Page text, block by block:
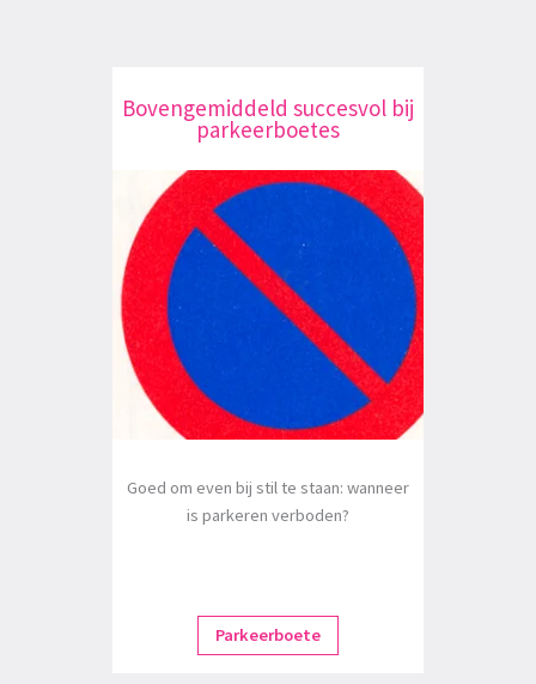
Bovengemiddeld succesvol bij
parkeerboetes
Goed om even bij stil te staan: wanneer
is parkeren verboden?
Parkeerboete